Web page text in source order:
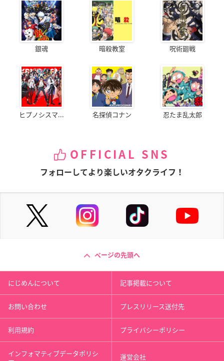
銀魂 暗殺教室 呪術廻戦
ヒプノシスマ... 名探偵コナン 忍たま乱太郎
OFFICIAL SNS
フォローしてより楽しいオタクライフ！
ページの先頭へ
にじめんについて 記事掲載について
お問い合わせ プレスリリース送付先
利用規約 プライバシーポリシー
インフォマティブデータポリシ 運営会社